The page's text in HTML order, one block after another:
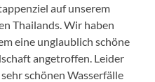
auf unserem
Thailands. Wir haben
eine unglaublich schöne
angetroffen. Leider
schönen Wasserfälle